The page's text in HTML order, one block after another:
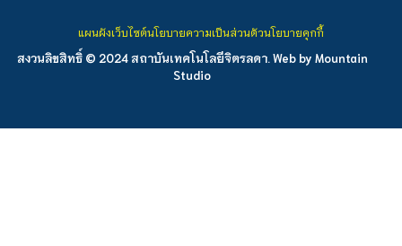
สงวนลิขสิทธิ์ © 2024 สถาบันเทคโนโลยีจิตรลดา. Web by Mountain
Studio
แผนผังเว็บไซต์นโยบายความเป็นส่วนตัวนโยบายคุกกี้